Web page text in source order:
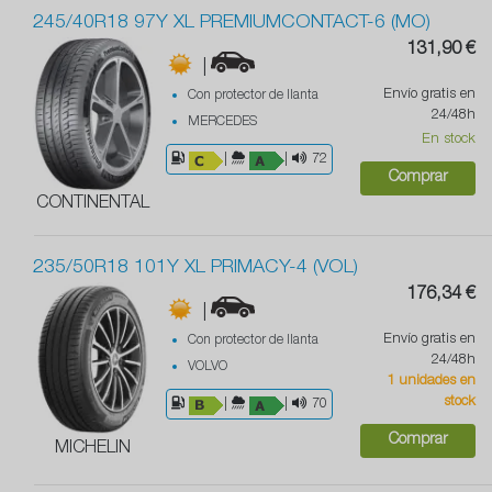
245/40R18 97Y XL PREMIUMCONTACT-6 (MO)
CONTINENTAL
|
Con protector de llanta
MERCEDES
72
131,90 €
Envío gratis en
24/48h
En stock
Comprar
235/50R18 101Y XL PRIMACY-4 (VOL)
MICHELIN
|
Con protector de llanta
VOLVO
70
176,34 €
Envío gratis en
24/48h
1 unidades en
stock
Comprar